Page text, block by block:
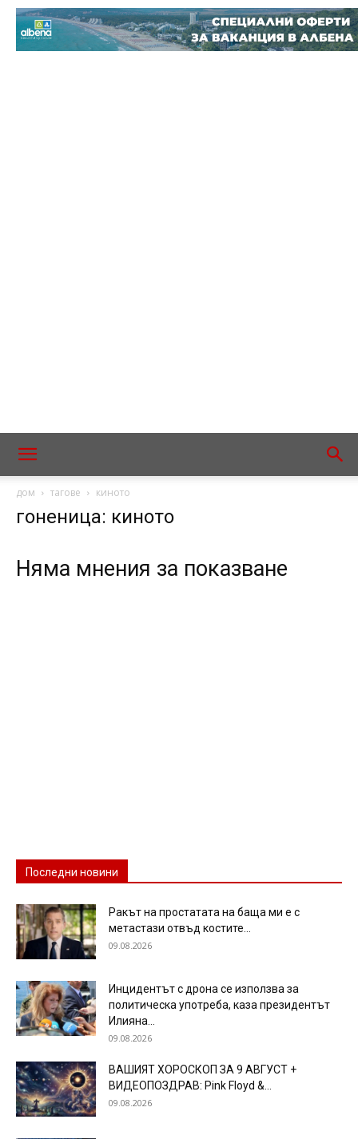
дом тагове киното
гоненица: киното
Няма мнения за показване
Последни новини
Ракът на простатата на баща ми е с
метастази отвъд костите...
09.08.2026
Инцидентът с дрона се използва за
политическа употреба, каза президентът
Илияна...
09.08.2026
ВАШИЯТ ХОРОСКОП ЗА 9 АВГУСТ +
ВИДЕОПОЗДРАВ: Pink Floyd &...
09.08.2026